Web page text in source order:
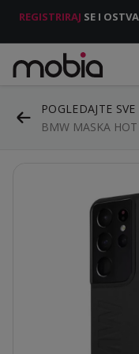
REGISTRIRAJ SE I
POGLEDAJTE SVE
BMW MASKA